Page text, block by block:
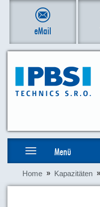
Zum
eMail
Toggle
Menü
Home Kapazitäten